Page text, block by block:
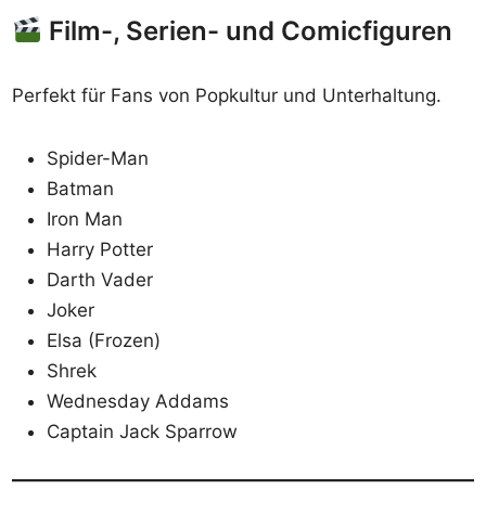
Film-, Serien- und Comicfiguren
Perfekt für Fans von Popkultur und Unterhaltung.
Spider-Man
Batman
Iron Man
Harry Potter
Darth Vader
Joker
Elsa (Frozen)
Shrek
Wednesday Addams
Captain Jack Sparrow